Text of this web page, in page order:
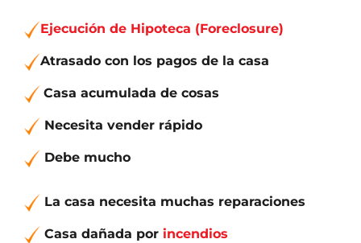
Ejecución de Hipoteca (Foreclosure)
Atrasado con los pagos de la casa
Casa acumulada de cosas
Necesita vender rápido
Debe mucho
La casa necesita muchas reparaciones
Casa dañada por incendios